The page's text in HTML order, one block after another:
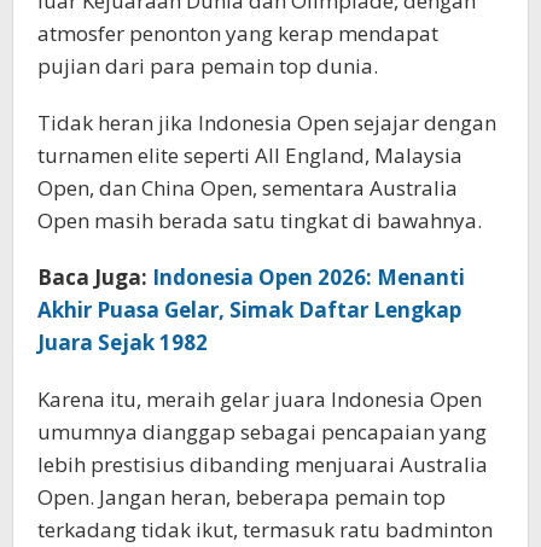
atmosfer penonton yang kerap mendapat
pujian dari para pemain top dunia.
Tidak heran jika Indonesia Open sejajar dengan
turnamen elite seperti All England, Malaysia
Open, dan China Open, sementara Australia
Open masih berada satu tingkat di bawahnya.
Baca Juga: Indonesia Open 2026: Menanti
Akhir Puasa Gelar, Simak Daftar Lengkap
Juara Sejak 1982
Karena itu, meraih gelar juara Indonesia Open
umumnya dianggap sebagai pencapaian yang
lebih prestisius dibanding menjuarai Australia
Open. Jangan heran, beberapa pemain top
terkadang tidak ikut, termasuk ratu badminton